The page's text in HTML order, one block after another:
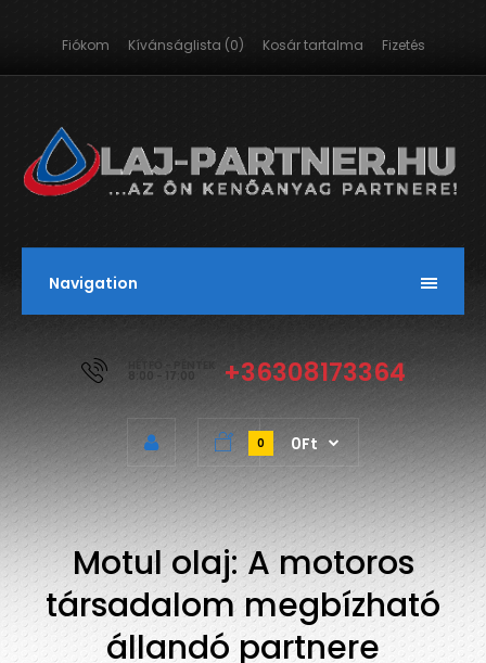
Fiókom Kívánságlista (0) Kosár tartalma Fizetés
Navigation
HÉTFŐ - PÉNTEK
8:00 - 17:00 +36308173364
0 0Ft
Motul olaj: A motoros
társadalom megbízható
állandó partnere